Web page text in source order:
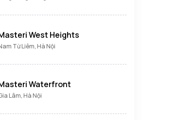
West Heights
Từ Liêm, Hà Nội
Waterfront
Lâm, Hà Nội